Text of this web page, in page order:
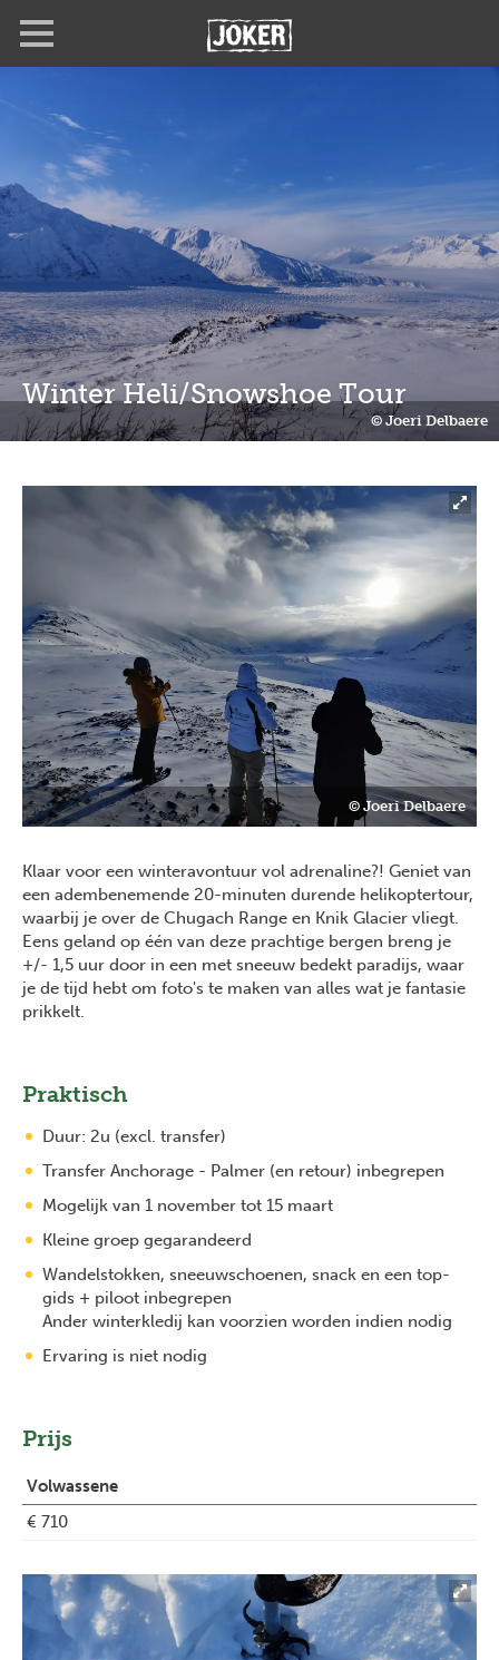
© Joeri Delbaere
Winter Heli/Snowshoe Tour
© Joeri Delbaere
Klaar voor een winteravontuur vol adrenaline?! Geniet van
een adembenemende 20-minuten durende helikoptertour,
waarbij je over de Chugach Range en Knik Glacier vliegt.
Eens geland op één van deze prachtige bergen breng je
+/- 1,5 uur door in een met sneeuw bedekt paradijs, waar
je de tijd hebt om foto's te maken van alles wat je fantasie
prikkelt.
Praktisch
Duur: 2u (excl. transfer)
Transfer Anchorage - Palmer (en retour) inbegrepen
Mogelijk van 1 november tot 15 maart
Kleine groep gegarandeerd
Wandelstokken, sneeuwschoenen, snack en een top-
gids + piloot inbegrepen
Ander winterkledij kan voorzien worden indien nodig
Ervaring is niet nodig
Prijs
Volwassene
€ 710